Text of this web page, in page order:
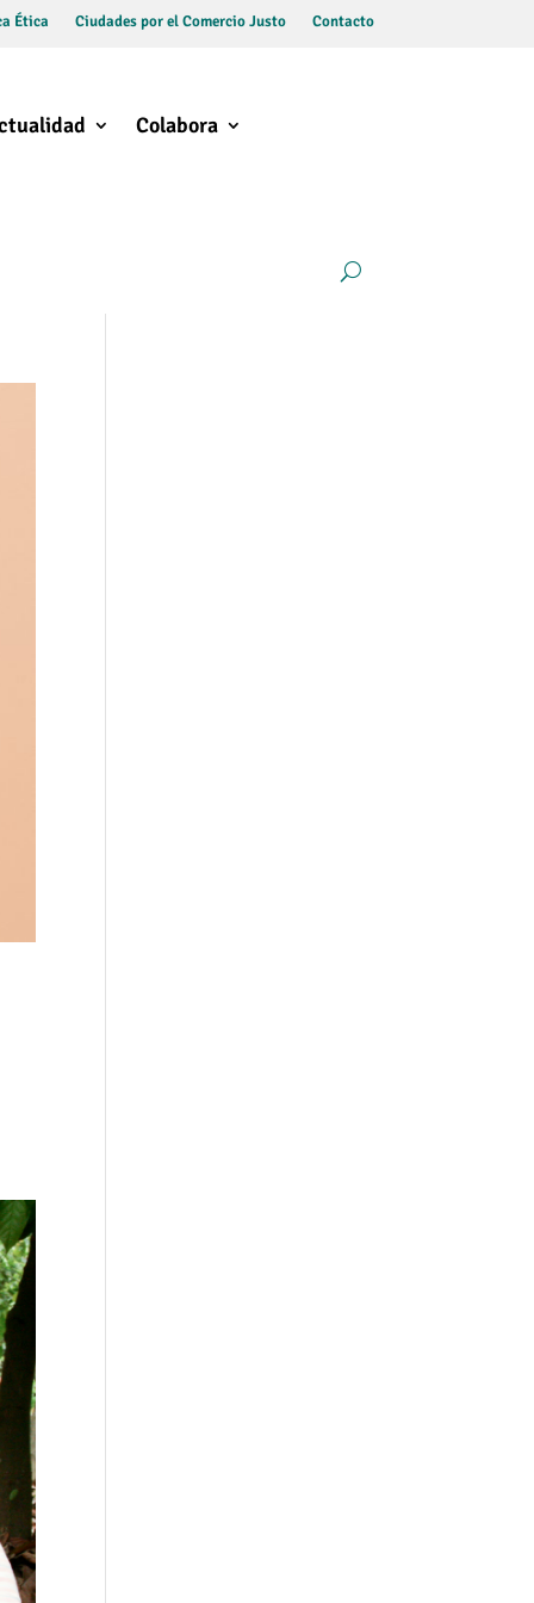
Ética Ciudades por el Comercio Justo Contacto
Colabora